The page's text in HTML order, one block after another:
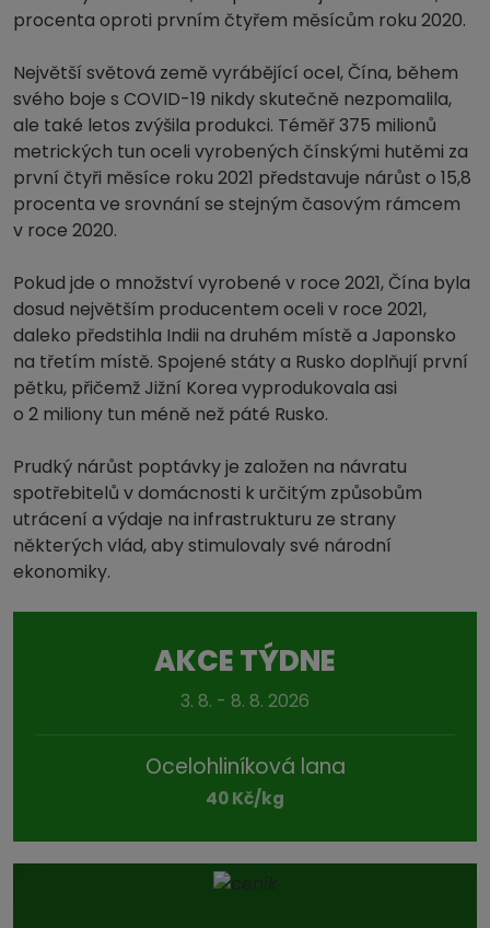
procenta oproti prvním čtyřem měsícům roku 2020.
Největší světová země vyrábějící ocel, Čína, během
svého boje s COVID-19 nikdy skutečně nezpomalila,
ale také letos zvýšila produkci. Téměř 375 milionů
metrických tun oceli vyrobených čínskými hutěmi za
první čtyři měsíce roku 2021 představuje nárůst o 15,8
procenta ve srovnání se stejným časovým rámcem
v roce 2020.
Pokud jde o množství vyrobené v roce 2021, Čína byla
dosud největším producentem oceli v roce 2021,
daleko předstihla Indii na druhém místě a Japonsko
na třetím místě. Spojené státy a Rusko doplňují první
pětku, přičemž Jižní Korea vyprodukovala asi
o 2 miliony tun méně než páté Rusko.
Prudký nárůst poptávky je založen na návratu
spotřebitelů v domácnosti k určitým způsobům
utrácení a výdaje na infrastrukturu ze strany
některých vlád, aby stimulovaly své národní
ekonomiky.
AKCE TÝDNE
3. 8. - 8. 8. 2026
Ocelohliníková lana
40 Kč/kg